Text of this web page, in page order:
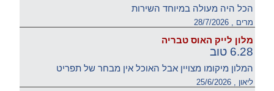
הכל היה מעולה במיוחד השירות
מרים , 28/7/2026
מלון לייק האוס טבריה
6.28 טוב
המלון מיקומו מצויין אבל האוכל אין מבחר של תפריט
ליאון , 25/6/2026